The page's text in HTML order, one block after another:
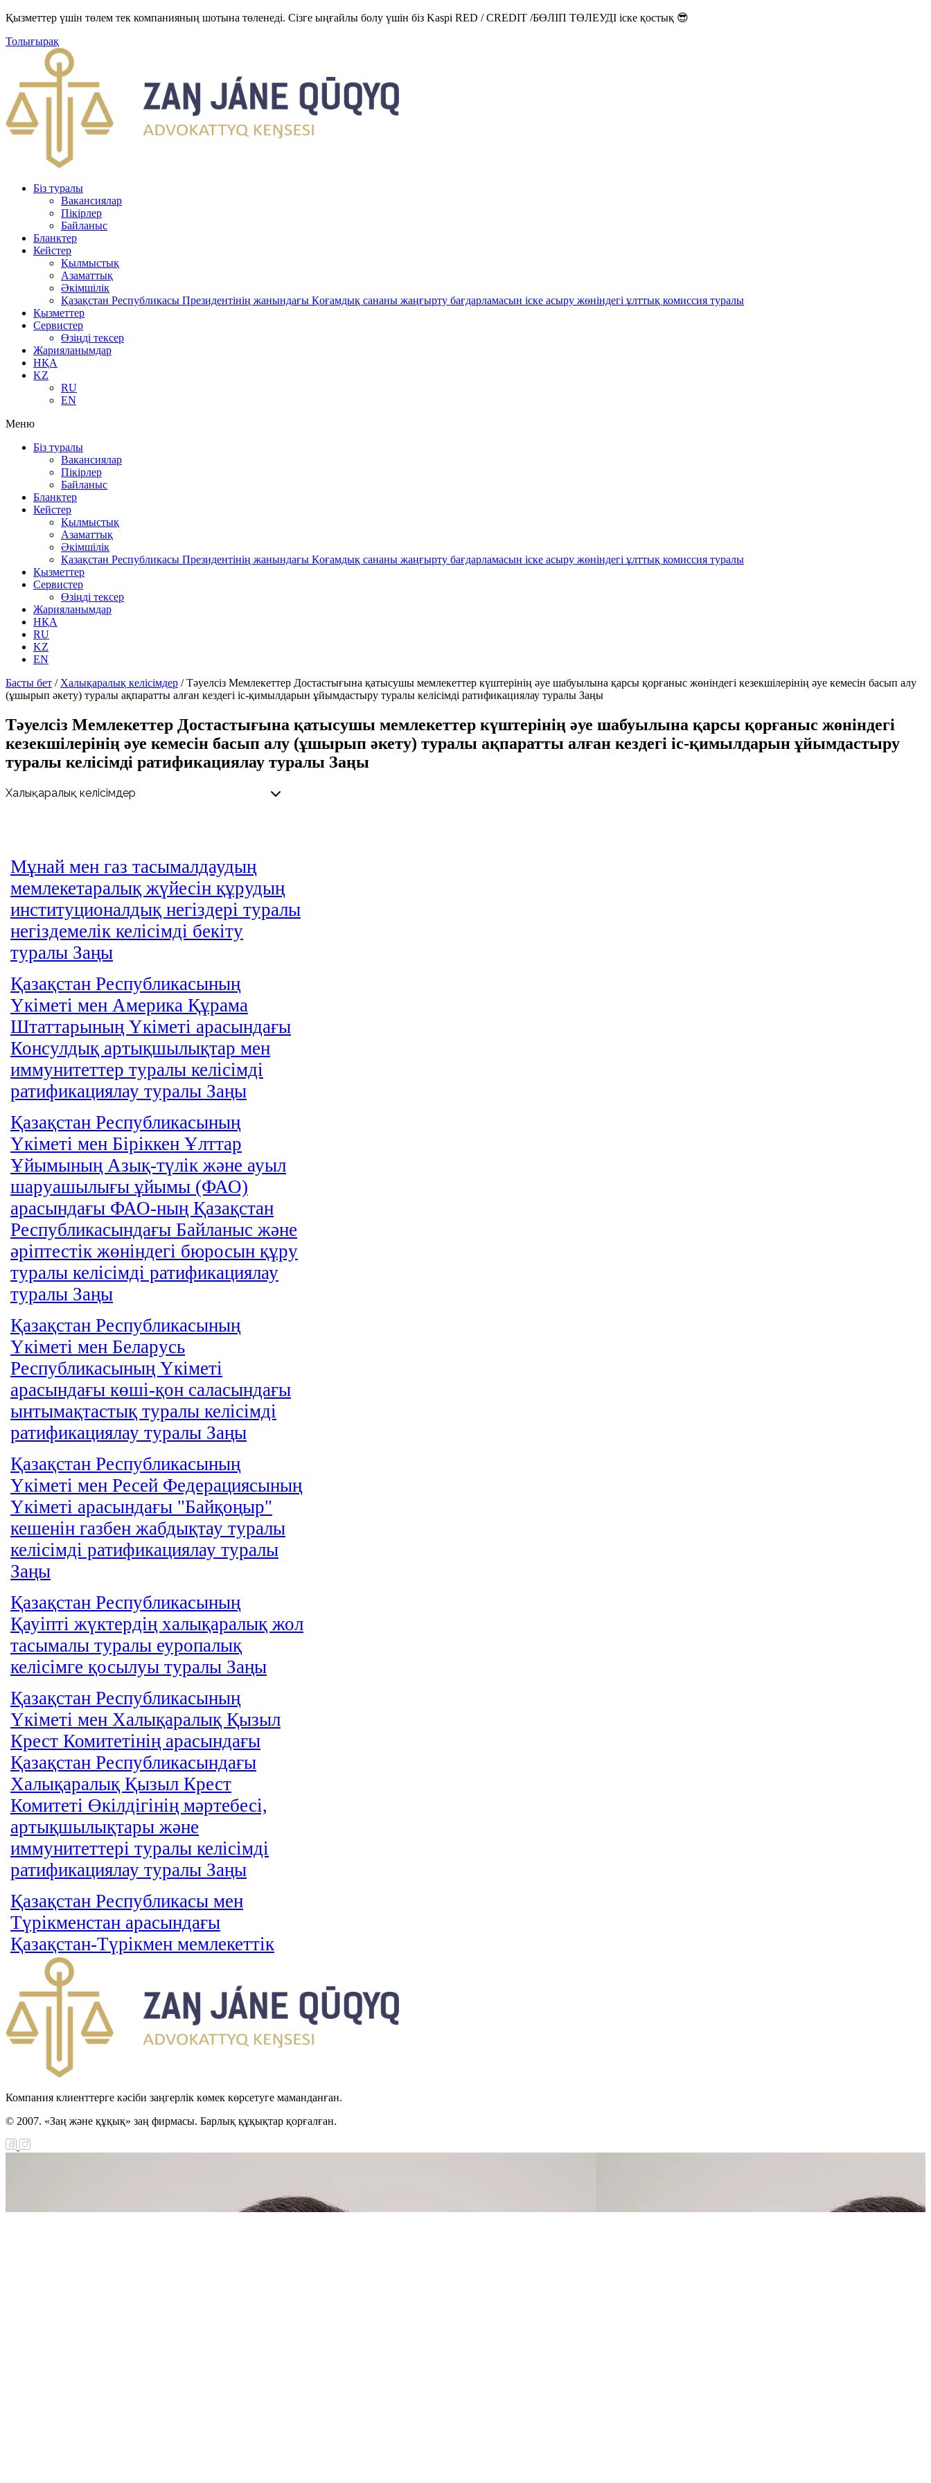
Қызметтер үшін төлем тек компанияның шотына төленеді. Сізге ыңғайлы болу үшін біз Kaspi RED / CREDIT /БӨЛІП ТӨЛЕУДІ іске қостық 😎
Толығырақ
Біз туралы
Вакансиялар
Пікірлер
Байланыс
Бланктер
Кейстер
Қылмыстық
Азаматтық
Әкімшілік
Қазақстан Республикасы Президентінің жанындағы Қоғамдық сананы жаңғырту бағдарламасын іске асыру жөніндегі ұлттық комиссия туралы
Қызметтер
Сервистер
Өзіңді тексер
Жарияланымдар
НҚА
KZ
RU
EN
Меню
Біз туралы
Вакансиялар
Пікірлер
Байланыс
Бланктер
Кейстер
Қылмыстық
Азаматтық
Әкімшілік
Қазақстан Республикасы Президентінің жанындағы Қоғамдық сананы жаңғырту бағдарламасын іске асыру жөніндегі ұлттық комиссия туралы
Қызметтер
Сервистер
Өзіңді тексер
Жарияланымдар
НҚА
RU
KZ
EN
Басты бет / Халықаралық келісімдер /Тәуелсіз Мемлекеттер Достастығына қатысушы мемлекеттер күштерінің әуе шабуылына қарсы қорғаныс жөніндегі кезекшілерінің әуе кемесін басып алу
(ұшырып әкету) туралы ақпаратты алған кездегі іс-қимылдарын ұйымдастыру туралы келісімді ратификациялау туралы Заңы
Тәуелсіз Мемлекеттер Достастығына қатысушы мемлекеттер күштерінің әуе шабуылына қарсы қорғаныс жөніндегі
кезекшілерінің әуе кемесін басып алу (ұшырып әкету) туралы ақпаратты алған кездегі іс-қимылдарын ұйымдастыру
туралы келісімді ратификациялау туралы Заңы
Мұнай мен газ тасымалдаудың
мемлекетаралық жүйесін құрудың
институционалдық негіздері туралы
негіздемелік келісімді бекіту
туралы Заңы
Қазақстан Республикасының
Үкіметі мен Америка Құрама
Штаттарының Үкіметі арасындағы
Консулдық артықшылықтар мен
иммунитеттер туралы келісімді
ратификациялау туралы Заңы
Қазақстан Республикасының
Үкіметі мен Біріккен Ұлттар
Ұйымының Азық-түлік және ауыл
шаруашылығы ұйымы (ФАО)
арасындағы ФАО-ның Қазақстан
Республикасындағы Байланыс және
әріптестік жөніндегі бюросын құру
туралы келісімді ратификациялау
туралы Заңы
Қазақстан Республикасының
Үкіметі мен Беларусь
Республикасының Үкіметі
арасындағы көші-қон саласындағы
ынтымақтастық туралы келісімді
ратификациялау туралы Заңы
Қазақстан Республикасының
Үкіметі мен Ресей Федерациясының
Үкіметі арасындағы "Байқоңыр"
кешенін газбен жабдықтау туралы
келісімді ратификациялау туралы
Заңы
Қазақстан Республикасының
Қауіпті жүктердің халықаралық жол
тасымалы туралы еуропалық
келісімге қосылуы туралы Заңы
Қазақстан Республикасының
Үкіметі мен Халықаралық Қызыл
Крест Комитетінің арасындағы
Қазақстан Республикасындағы
Халықаралық Қызыл Крест
Комитеті Өкілдігінің мәртебесі,
артықшылықтары және
иммунитеттері туралы келісімді
ратификациялау туралы Заңы
Қазақстан Республикасы мен
Түрікменстан арасындағы
Қазақстан-Түрікмен мемлекеттік
шекарасын шегендеу туралы
келісімді ратификациялау туралы
Заңы
Қазақстан Республикасы мен
Иордан Хашимит Корольдігі
арасындағы қылмыстық істер
бойынша өзара құқықтық көмек
туралы келісімді ратификациялау
туралы Заңы
қатысушыларды қорғау туралы
Компания клиенттерге кәсіби заңгерлік көмек көрсетуге маманданған.
© 2007. «Заң және құқық» заң фирмасы. Барлық құқықтар қорғалған.